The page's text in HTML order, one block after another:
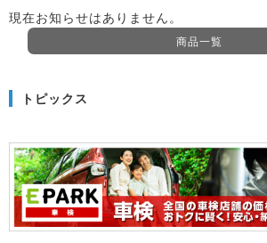
現在お知らせはありません。
商品一覧
トピックス